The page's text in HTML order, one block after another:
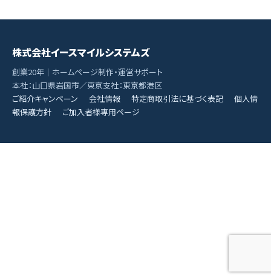
株式会社イースマイルシステムズ
創業20年｜ホームページ制作・運営サポート
本社：山口県岩国市／東京支社：東京都港区
ご紹介キャンペーン
会社情報 特定商取引法に基づく表記
個人情
報保護方針
ご加入者様専用ページ